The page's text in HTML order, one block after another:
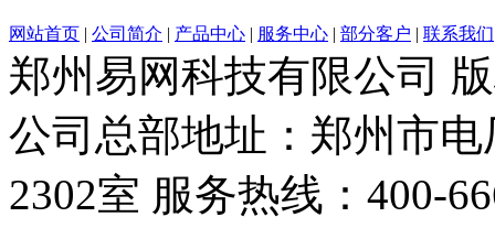
网站首页 | 公司简介 | 产品中心 | 服务中心 | 部分客户 | 联系我们
郑州易网科技有限公司
公司总部地址：郑州市
2302室 服务热线：400-